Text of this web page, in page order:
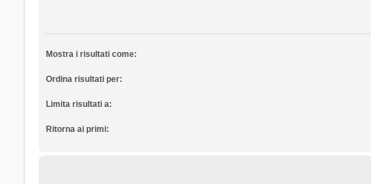
Mostra i risultati come:
Ordina risultati per:
Limita risultati a:
Ritorna ai primi: